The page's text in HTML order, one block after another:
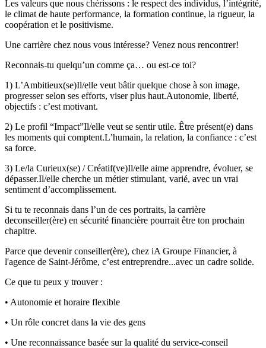
Les valeurs que nous chérissons : le respect des individus, l’intégrité,
le climat de haute performance, la formation continue, la rigueur, la
coopération et le positivisme.
Une carrière chez nous vous intéresse? Venez nous rencontrer!
Reconnais-tu quelqu’un comme ça… ou est-ce toi?
1) L’Ambitieux(se)Il/elle veut bâtir quelque chose à son image,
progresser selon ses efforts, viser plus haut.Autonomie, liberté,
objectifs : c’est motivant.
2) Le profil “Impact”Il/elle veut se sentir utile. Être présent(e) dans
les moments qui comptent.L’humain, la relation, la confiance : c’est
sa force.
3) Le/la Curieux(se) / Créatif(ve)Il/elle aime apprendre, évoluer, se
dépasser.Il/elle cherche un métier stimulant, varié, avec un vrai
sentiment d’accomplissement.
Si tu te reconnais dans l’un de ces portraits, la carrière
deconseiller(ère) en sécurité financière pourrait être ton prochain
chapitre.
Parce que devenir conseiller(ère), chez iA Groupe Financier, à
l'agence de Saint-Jérôme, c’est entreprendre...avec un cadre solide.
Ce que tu peux y trouver :
• Autonomie et horaire flexible
• Un rôle concret dans la vie des gens
• Une reconnaissance basée sur la qualité du service-conseil